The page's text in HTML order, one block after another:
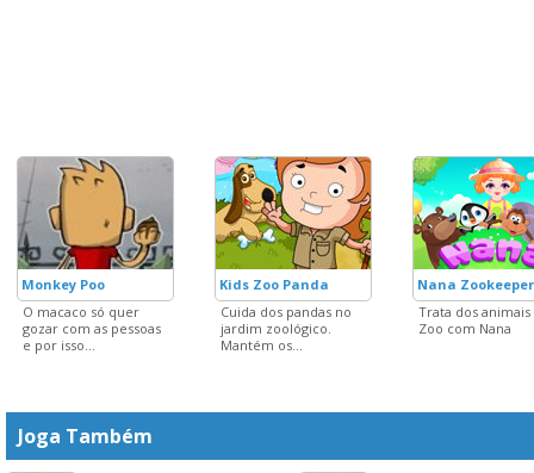
Monkey Poo
O macaco só quer
gozar com as pessoas
e por isso...
Kids Zoo Panda
Cuida dos pandas no
jardim zoológico.
Mantém os...
Nana Zookeeper
Trata dos animais
Zoo com Nana
Joga Também